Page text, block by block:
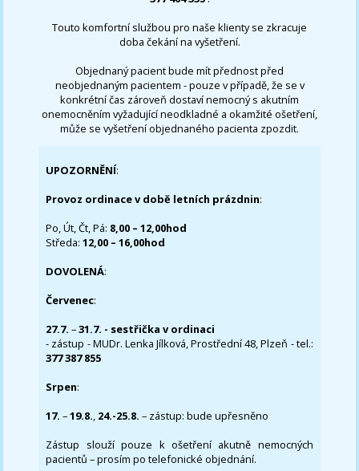
Touto komfortní službou pro naše klienty se zkracuje
doba čekání na vyšetření.
Objednaný pacient bude mít přednost před
neobjednaným pacientem - pouze v případě, že se v
konkrétní čas zároveň dostaví nemocný s akutním
onemocněním vyžadující neodkladné a okamžité ošetření,
může se vyšetření objednaného pacienta zpozdit.
UPOZORNĚNÍ:
Provoz ordinace v době letních prázdnin:
Po, Út, Čt, Pá: 8,00 – 12,00hod
Středa:12,00 – 16,00hod
DOVOLENÁ:
Červenec:
27.7.–31.7. - sestřička v ordinaci
- zástup - MUDr. Lenka Jílková, Prostřední 48, Plzeň - tel.:
377 387 855
Srpen:
17. –19.8., 24.-25.8. – zástup: bude upřesněno
Zástup slouží pouze k ošetření akutně nemocných
pacientů – prosím po telefonické objednání.